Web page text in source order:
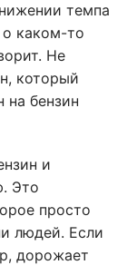
темпа
каком-то
Не
который
на бензин
и
Это
просто
людей. Если
дорожает